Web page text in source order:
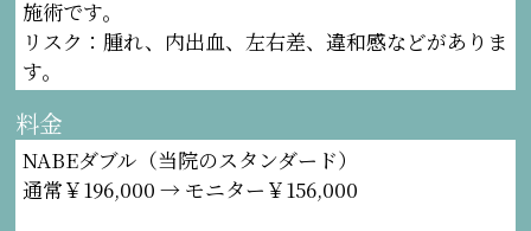
施術です。
リスク：腫れ、内出血、左右差、違和感などがありま
す。
料金
NABEダブル（当院のスタンダード）
通常￥196,000 → モニター￥156,000